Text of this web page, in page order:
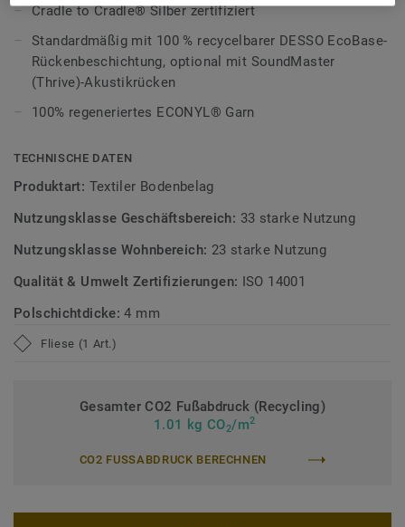
Umgebungen, wie z. B. ein ruhiges Spa, ein modernes
Boutique-Hotel und einen einladenden Arbeitsplatz.
Erfahren Sie mehr überDESSO Airmaster
Rücken ausgestattet und Teil unserer
Selection
, unseren nachhaltigen und kreislauffähigen
Bodenbelagskollektionen. Recyclingfähig auch nach dem
Gebrauch.
Mehr über DESSO Teppichfliesen erfahren:DESSO
Teppichfliesen.
Cradle to Cradle® Silber zertifiziert
Standardmäßig mit 100 % recycelbarer DESSO EcoBase-
Rückenbeschichtung, optional mit SoundMaster
(Thrive)-Akustikrücken
100% regeneriertes ECONYL® Garn
TECHNISCHE DATEN
Produktart: Textiler Bodenbelag
Nutzungsklasse Geschäftsbereich: 33 starke Nutzung
Nutzungsklasse Wohnbereich: 23 starke Nutzung
Qualität & Umwelt Zertifizierungen: ISO 14001
Polschichtdicke:4 mm
Fliese (1 Art.)
Gesamter CO2 Fußabdruck (Recycling)
1.01 kg CO2/m2
CO2 FUSSABDRUCK BERECHNEN